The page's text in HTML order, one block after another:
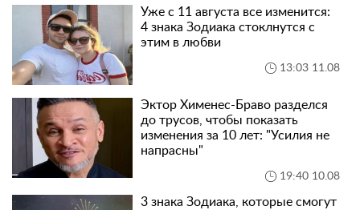
Уже с 11 августа все изменится:
4 знака Зодиака стоклнутся с
этим в любви
13:03 11.08
Эктор Хименес-Браво разделся
до трусов, чтобы показать
изменения за 10 лет: "Усилия не
напрасны"
19:40 10.08
3 знака Зодиака, которые смогут